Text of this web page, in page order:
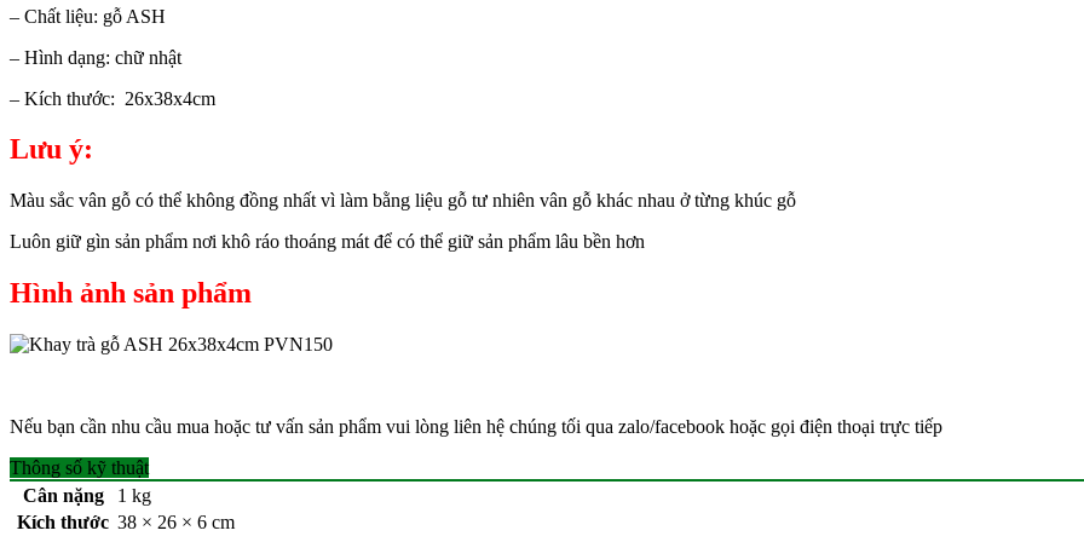
– Chất liệu: gỗ ASH
– Hình dạng: chữ nhật
– Kích thước: 26x38x4cm
Lưu ý:
Màu sắc vân gỗ có thể không đồng nhất vì làm bằng liệu gỗ tư nhiên vân gỗ khác nhau ở từng khúc gỗ
Luôn giữ gìn sản phẩm nơi khô ráo thoáng mát để có thể giữ sản phẩm lâu bền hơn
Hình ảnh sản phẩm
Nếu bạn cần nhu cầu mua hoặc tư vấn sản phẩm vui lòng liên hệ chúng tối qua zalo/facebook hoặc gọi điện thoại trực tiếp
Thông số kỹ thuật
Cân nặng
1 kg
Kích thước 38 × 26 × 6 cm